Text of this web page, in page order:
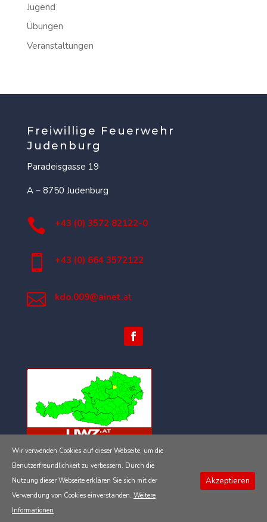
Jugend
Übungen
Veranstaltungen
Freiwillige Feuerwehr
Judenburg
Paradeisgasse 19
A – 8750 Judenburg
 +43 (0) 3572 82122-0
 +43 (0) 664 3572122
 kdo.009@ainet.at
Impressum
Wir verwenden Cookies auf dieser Webseite, um die
Benutzerfreundlichkeit zu verbessern. Durch die
Nutzung dieser Webseite erklären Sie sich mit der
Verwendung von Cookies einverstanden. Weitere
Informationen
Akzeptieren